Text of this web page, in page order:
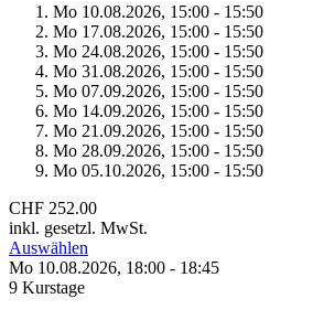
Mo 10.08.2026, 15:00 - 15:50
Mo 17.08.2026, 15:00 - 15:50
Mo 24.08.2026, 15:00 - 15:50
Mo 31.08.2026, 15:00 - 15:50
Mo 07.09.2026, 15:00 - 15:50
Mo 14.09.2026, 15:00 - 15:50
Mo 21.09.2026, 15:00 - 15:50
Mo 28.09.2026, 15:00 - 15:50
Mo 05.10.2026, 15:00 - 15:50
CHF 252.00
inkl. gesetzl. MwSt.
Auswählen
Mo 10.08.2026, 18:00 - 18:45
9 Kurstage